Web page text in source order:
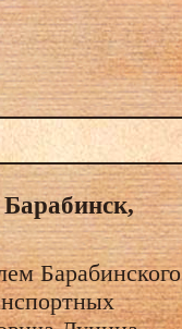
Барабинского